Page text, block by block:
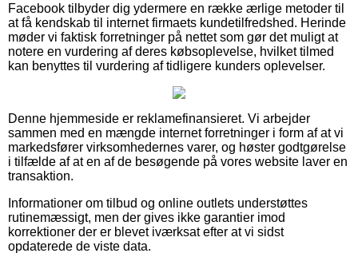
Facebook tilbyder dig ydermere en række ærlige metoder til
at få kendskab til internet firmaets kundetilfredshed. Herinde
møder vi faktisk forretninger på nettet som gør det muligt at
notere en vurdering af deres købsoplevelse, hvilket tilmed
kan benyttes til vurdering af tidligere kunders oplevelser.
Denne hjemmeside er reklamefinansieret. Vi arbejder
sammen med en mængde internet forretninger i form af at vi
markedsfører virksomhedernes varer, og høster godtgørelse
i tilfælde af at en af de besøgende på vores website laver en
transaktion.
Informationer om tilbud og online outlets understøttes
rutinemæssigt, men der gives ikke garantier imod
korrektioner der er blevet iværksat efter at vi sidst
opdaterede de viste data.